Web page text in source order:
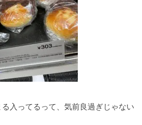
入ってるって、気前良過ぎじゃない